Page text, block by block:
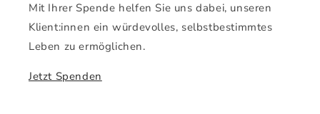
Mit Ihrer Spende helfen Sie uns dabei, unseren
Klient:innen ein würdevolles, selbstbestimmtes
Leben zu ermöglichen.
Jetzt Spenden